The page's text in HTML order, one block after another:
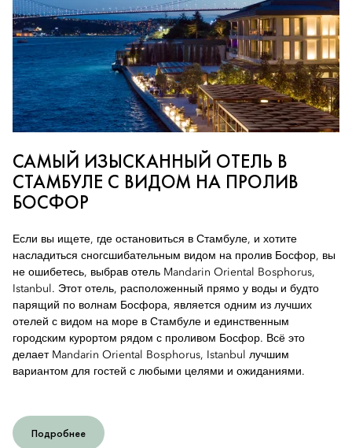
САМЫЙ ИЗЫСКАННЫЙ ОТЕЛЬ В
СТАМБУЛЕ С ВИДОМ НА ПРОЛИВ
БОСФОР
Если вы ищете, где остановиться в Стамбуле, и хотите
насладиться сногсшибательным видом на пролив Босфор, вы
не ошибетесь, выбрав отель Mandarin Oriental Bosphorus,
Istanbul. Этот отель, расположенный прямо у воды и будто
парящий по волнам Босфора, является одним из лучших
отелей с видом на море в Стамбуле и единственным
городским курортом рядом с проливом Босфор. Всё это
делает Mandarin Oriental Bosphorus, Istanbul лучшим
вариантом для гостей с любыми целями и ожиданиями.
Подробнее